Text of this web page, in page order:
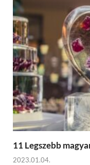
11 Legszebb
2023.01.04.